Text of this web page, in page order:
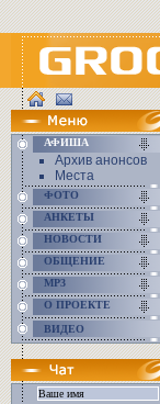
АФИША
Архив анонсов
Места
ФОТО
АНКЕТЫ
НОВОСТИ
ОБЩЕНИЕ
MP3
О ПРОЕКТЕ
ВИДЕО